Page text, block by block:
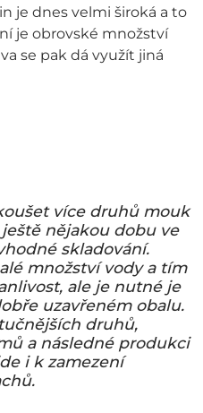
je dnes velmi široká a to
je obrovské množství
se pak dá využít jiná
více druhů mouk
nějakou dobu ve
skladování.
množství vody a tím
ale je nutné je
uzavřeném obalu.
druhů,
a následné produkci
i k zamezení